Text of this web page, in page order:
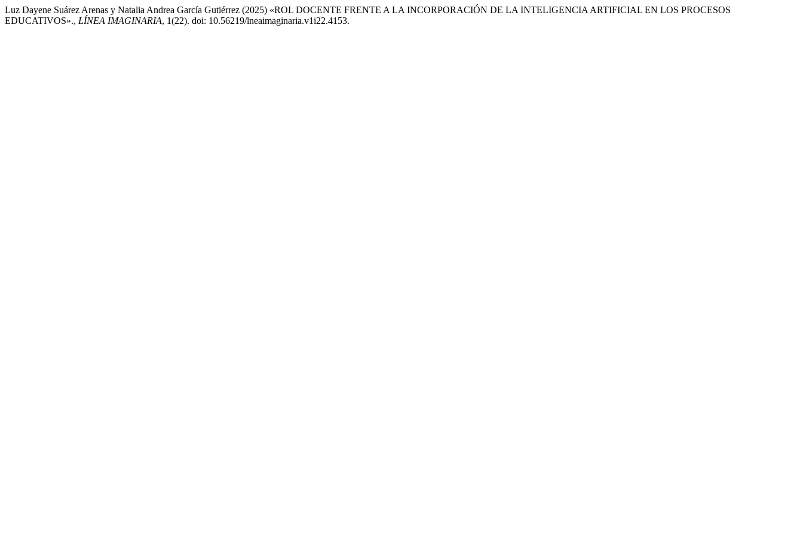
Luz Dayene Suárez Arenas y Natalia Andrea García Gutiérrez (2025) «ROL DOCENTE FRENTE A LA INCORPORACIÓN DE LA INTELIGENCIA ARTIFICIAL EN LOS PROCESOS
EDUCATIVOS»., LÍNEA IMAGINARIA, 1(22). doi: 10.56219/lneaimaginaria.v1i22.4153.